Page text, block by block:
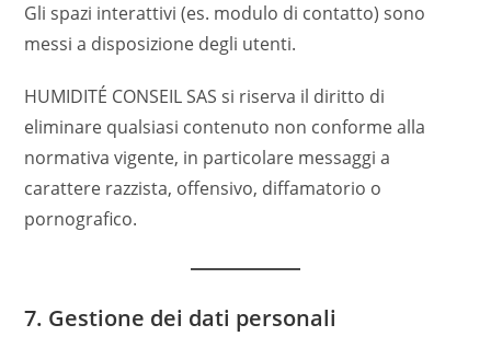
Gli spazi interattivi (es. modulo di contatto) sono
messi a disposizione degli utenti.
HUMIDITÉ CONSEIL SAS si riserva il diritto di
eliminare qualsiasi contenuto non conforme alla
normativa vigente, in particolare messaggi a
carattere razzista, offensivo, diffamatorio o
pornografico.
7. Gestione dei dati personali